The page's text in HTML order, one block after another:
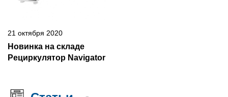
21 октября 2020
Новинка на складе
Рециркулятор Navigator